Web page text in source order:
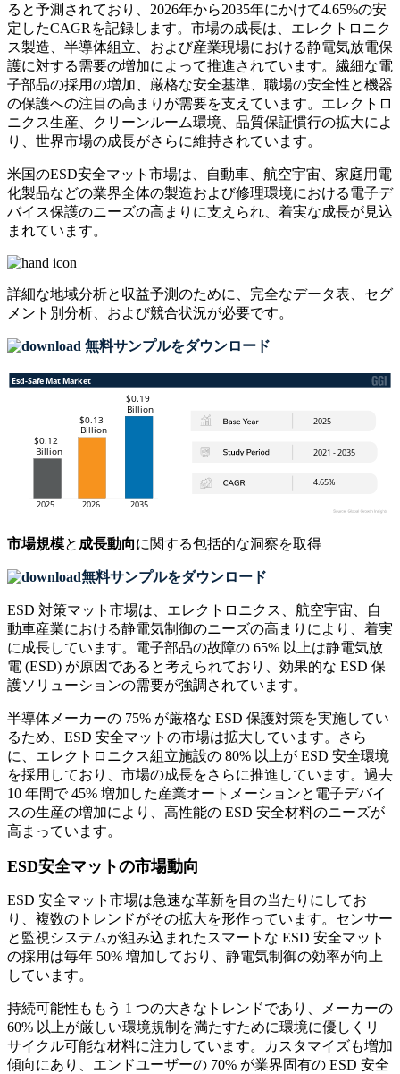
ると予測されており、2026年から2035年にかけて4.65%の安
定したCAGRを記録します。市場の成長は、エレクトロニク
ス製造、半導体組立、および産業現場における静電気放電保
護に対する需要の増加によって推進されています。繊細な電
子部品の採用の増加、厳格な安全基準、職場の安全性と機器
の保護への注目の高まりが需要を支えています。エレクトロ
ニクス生産、クリーンルーム環境、品質保証慣行の拡大によ
り、世界市場の成長がさらに維持されています。
米国のESD安全マット市場は、自動車、航空宇宙、家庭用電
化製品などの業界全体の製造および修理環境における電子デ
バイス保護のニーズの高まりに支えられ、着実な成長が見込
まれています。
詳細な地域分析と収益予測のために、 完全なデータ表、セグ
メント別分析、および競合状況が必要です。
無料サンプルをダウンロード
市場規模と 成長動向に関する包括的な洞察を取得
無料サンプルをダウンロード
ESD 対策マット市場は、エレクトロニクス、航空宇宙、自
動車産業における静電気制御のニーズの高まりにより、着実
に成長しています。電子部品の故障の 65% 以上は静電気放
電 (ESD) が原因であると考えられており、効果的な ESD 保
護ソリューションの需要が強調されています。
半導体メーカーの 75% が厳格な ESD 保護対策を実施してい
るため、ESD 安全マットの市場は拡大しています。さら
に、エレクトロニクス組立施設の 80% 以上が ESD 安全環境
を採用しており、市場の成長をさらに推進しています。過去
10 年間で 45% 増加した産業オートメーションと電子デバイ
スの生産の増加により、高性能の ESD 安全材料のニーズが
高まっています。
ESD安全マットの市場動向
ESD 安全マット市場は急速な革新を目の当たりにしてお
り、複数のトレンドがその拡大を形作っています。センサー
と監視システムが組み込まれたスマートな ESD 安全マット
の採用は毎年 50% 増加しており、静電気制御の効率が向上
しています。
持続可能性ももう 1 つの大きなトレンドであり、メーカーの
60% 以上が厳しい環境規制を満たすために環境に優しくリ
サイクル可能な材料に注力しています。カスタマイズも増加
傾向にあり、エンドユーザーの 70% が業界固有の ESD 安全